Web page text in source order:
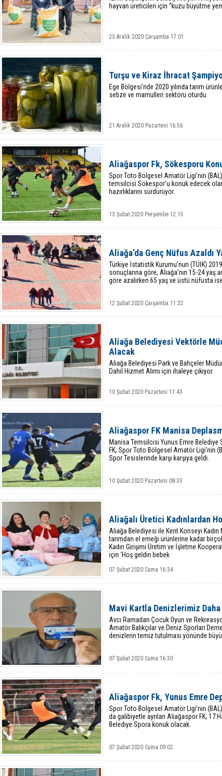
hayvan üreticileri için “kuzu büyütme
23 Aralık 2020 Çarşamba 17:01
Turşu ve Kiraz İhracat
Ege Bölgesi'nde 2020 yılında tarım
sebze ve mamulleri sektörü oturdu.
21 Aralık 2020 Pazartesi 16:56
Aliağaspor Fk, Sökesporu
Spor Toto Bölgesel Amatör Ligi’nin
temsilcisi Sökespor’u konuk edecek
hazırlıklarını sürdürüyor.
13 Şubat 2020 Perşembe 12:15
Aliağa’da Genç Nüfus Azaldı
Türkiye İstatistik Kurumu’nun (TÜİK)
sonuçlarına göre, Aliağa’nın 15-24 yaş
göre azalırken 65 yaş ve üstü nüfusta
12 Şubat 2020 Çarşamba 11:32
Aliağa Belediyesi Vektörle
Alacak
Aliağa Belediyesi Park ve Bahçeler
Dahil Hizmet Alımı için ihaleye çıkıyor.
10 Şubat 2020 Pazartesi 11:43
Aliağaspor FK Manisa
Manisa Temsilcisi Yunus Emre
FK, Spor Toto Bölgesel Amatör Ligi’nin
Spor Tesislerinde karşı karşıya geldi.
10 Şubat 2020 Pazartesi 08:33
Aliağalı Üretici Kadınlardan
Aliağa Belediyesi ile Kent Konseyi
tarımdan el emeği ürünlerine kadar
Kadın Girişimi Üretim ve İşletme
için ‘Hoş geldin bebek
07 Şubat 2020 Cuma 16:34
Mavi Kartla Denizlerimiz Daha
Avcı Ramadan Çocuk Oyun ve
Amatör Balıkçılar ve Deniz Sporları
denizlerin temiz tutulması yönünde
07 Şubat 2020 Cuma 16:30
Aliağaspor Fk, Yunus Emre
Spor Toto Bölgesel Amatör Ligi’nin
da galibiyetle ayrılan Aliağaspor FK,
Belediye Spora konuk olacak.
07 Şubat 2020 Cuma 09:02